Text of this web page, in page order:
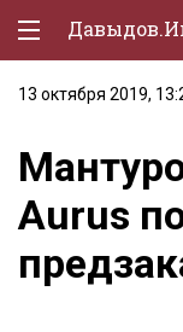
Политическая
Экономика
Природа
Образование
13 октября 2019,
Aurus